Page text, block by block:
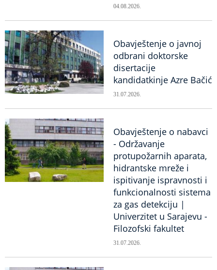
04.08.2026.
Obavještenje o javnoj
odbrani doktorske
disertacije
kandidatkinje Azre Bačić
31.07.2026.
Obavještenje o nabavci
- Održavanje
protupožarnih aparata,
hidrantske mreže i
ispitivanje ispravnosti i
funkcionalnosti sistema
za gas detekciju |
Univerzitet u Sarajevu -
Filozofski fakultet
31.07.2026.